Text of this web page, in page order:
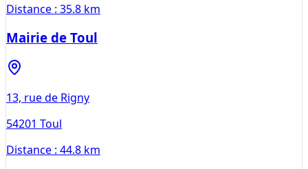
Distance : 35.8 km
Mairie de Toul
13, rue de Rigny
54201 Toul
Distance : 44.8 km